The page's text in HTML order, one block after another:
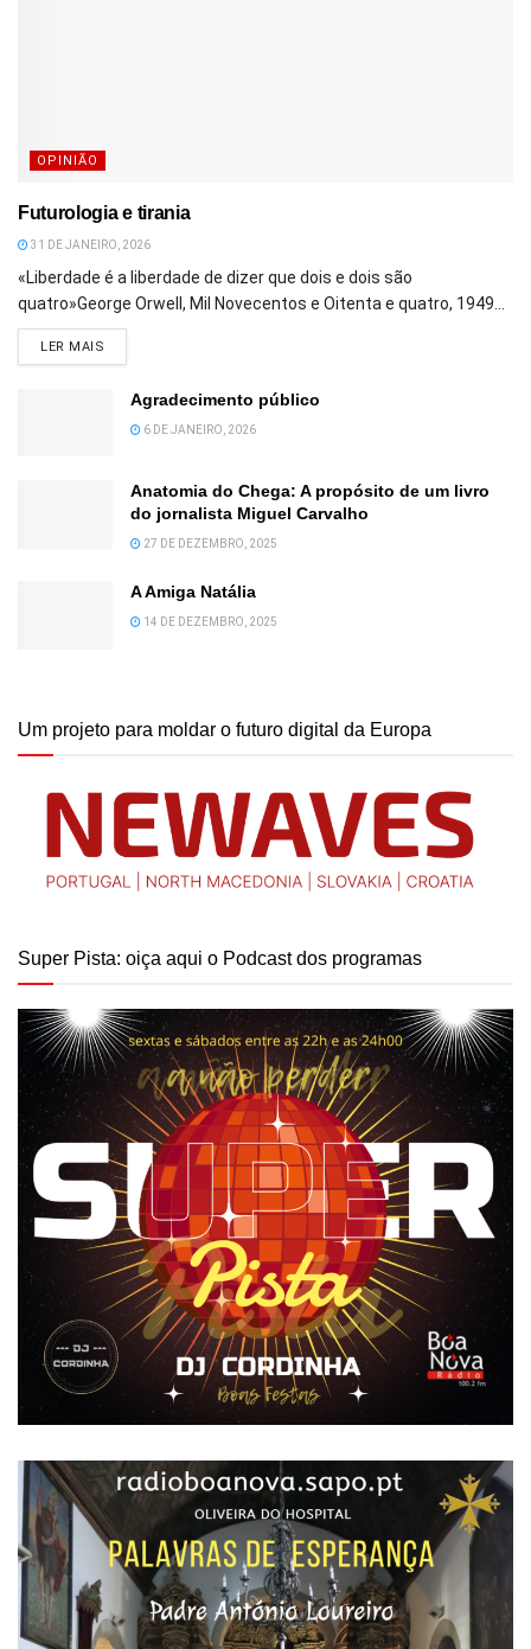
OPINIÃO
Futurologia e tirania
31 DE JANEIRO, 2026
«Liberdade é a liberdade de dizer que dois e dois são
quatro»George Orwell, Mil Novecentos e Oitenta e quatro, 1949...
LER MAIS
Agradecimento público
6 DE JANEIRO, 2026
Anatomia do Chega: A propósito de um livro
do jornalista Miguel Carvalho
27 DE DEZEMBRO, 2025
A Amiga Natália
14 DE DEZEMBRO, 2025
Um projeto para moldar o futuro digital da Europa
Super Pista: oiça aqui o Podcast dos programas